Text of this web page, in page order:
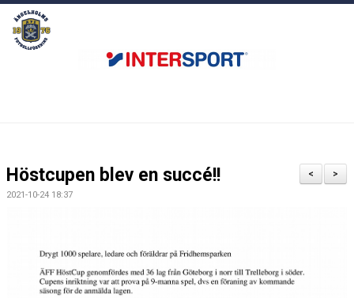
STARTSIDA
NYHETER
LÄNKAR
>
<
Höstcupen blev en succé!!
2021-10-24 18:37